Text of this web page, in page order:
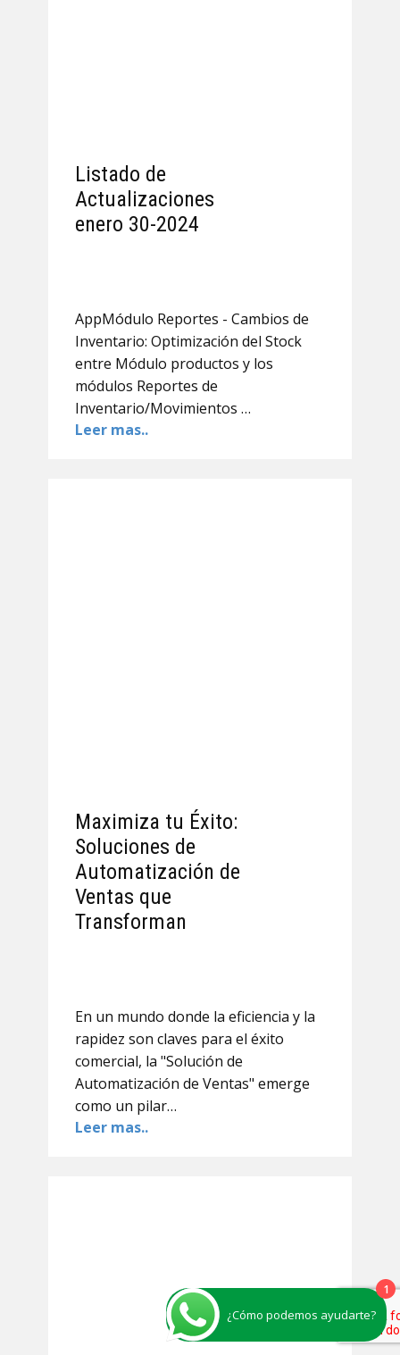
Listado de
Actualizaciones
enero 30-2024
AppMódulo Reportes - Cambios de
Inventario: Optimización del Stock
entre Módulo productos y los
módulos Reportes de
Inventario/Movimientos …
Leer mas..
Maximiza tu Éxito:
Soluciones de
Automatización de
Ventas que
Transforman
En un mundo donde la eficiencia y la
rapidez son claves para el éxito
comercial, la "Solución de
Automatización de Ventas" emerge
como un pilar…
Leer mas..
1
¿Cómo podemos ayudarte?